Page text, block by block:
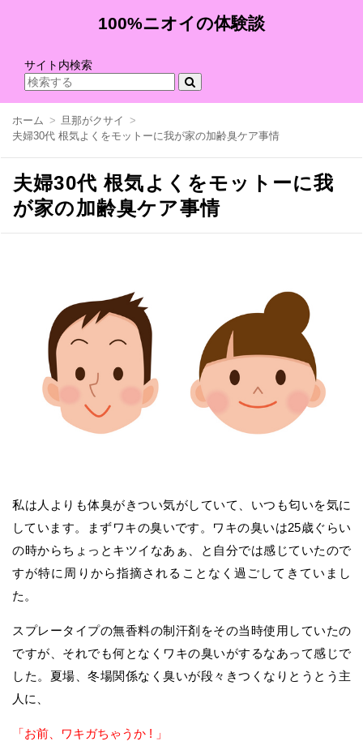
100%ニオイの体験談
サイト内検索
ホーム
旦那がクサイ
夫婦30代 根気よくをモットーに我が家の加齢臭ケア事情
夫婦30代 根気よくをモットーに我
が家の加齢臭ケア事情
私は人よりも体臭がきつい気がしていて、いつも匂いを気に
しています。まずワキの臭いです。ワキの臭いは25歳ぐらい
の時からちょっとキツイなあぁ、と自分では感じていたので
すが特に周りから指摘されることなく過ごしてきていまし
た。
スプレータイプの無香料の制汗剤をその当時使用していたの
ですが、それでも何となくワキの臭いがするなあって感じで
した。夏場、冬場関係なく臭いが段々きつくなりとうとう主
人に、
「お前、ワキガちゃうか ! 」